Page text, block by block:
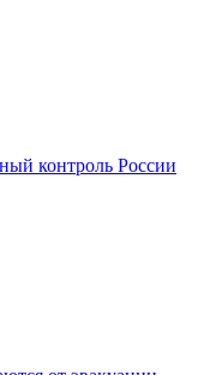
контроль России